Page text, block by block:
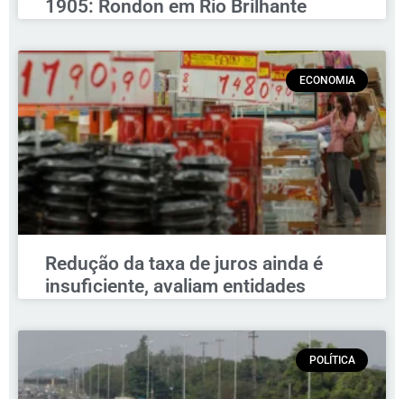
1905: Rondon em Rio Brilhante
ECONOMIA
Redução da taxa de juros ainda é
insuficiente, avaliam entidades
POLÍTICA